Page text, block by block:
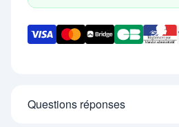
Questions réponses